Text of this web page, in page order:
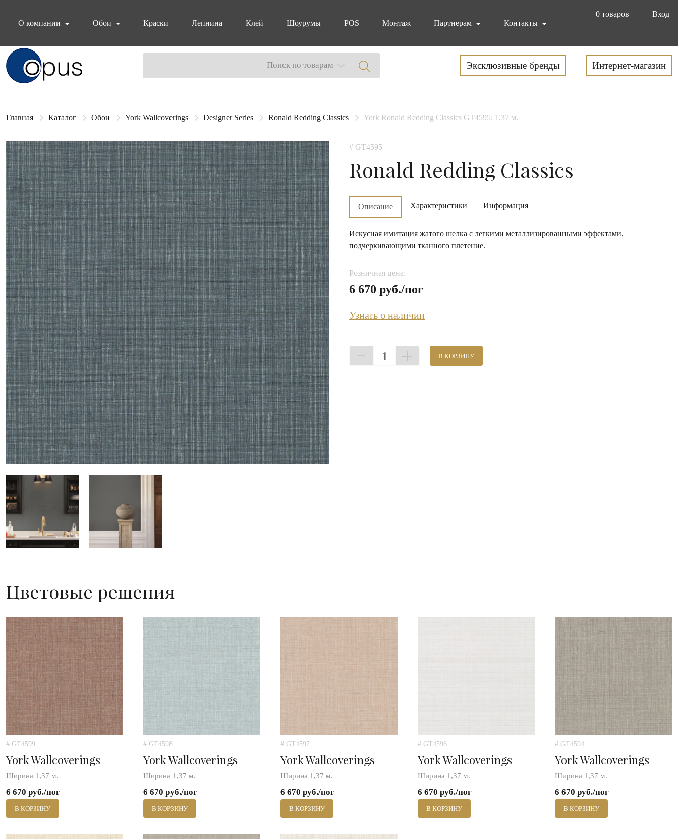
0 товаров
Вход
О компании
Обои Краски Лепнина Клей Шоурумы POS Монтаж Партнерам Контакты
Блок поиска Поиск по товарам Эксклюзивные бренды Интернет-магазин
Главная Каталог Обои York Wallcoverings Designer Series Ronald Redding Classics York Ronald Redding Classics GT4595; 1,37 м.
# GT4595
Ronald Redding Classics
Описание Характеристики Информация
Искусная имитация жатого шелка с легкими металлизированными эффектами,
подчеркивающими тканного плетение.
Розничная цена:
6 670 руб./пог
Узнать о наличии
1 В КОРЗИНУ
Цветовые решения
# GT4599
York Wallcoverings
Ширина 1,37 м.
6 670 руб./пог
В КОРЗИНУ
# GT4598
York Wallcoverings
Ширина 1,37 м.
6 670 руб./пог
В КОРЗИНУ
# GT4597
York Wallcoverings
Ширина 1,37 м.
6 670 руб./пог
В КОРЗИНУ
# GT4596
York Wallcoverings
Ширина 1,37 м.
6 670 руб./пог
В КОРЗИНУ
# GT4594
York Wallcoverings
Ширина 1,37 м.
6 670 руб./пог
В КОРЗИНУ